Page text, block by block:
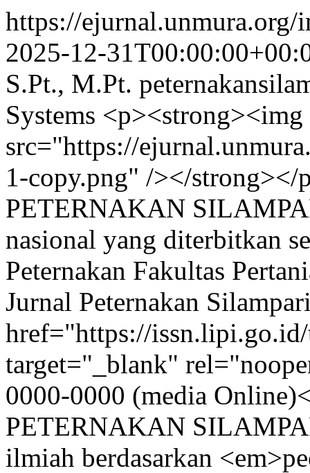
https://ejurnal.unmura.org/
2025-12-
S.Pt., M.Pt.
Systems <p><strong><img
src="https://
1-copy.png" /></
PETERNAKAN
nasional yang diterbitkan
Peternakan Fakultas
Jurnal Peternakan
href="https://
target="_blank"
0000-0000 (media
PETERNAKAN
ilmiah berdasarkan